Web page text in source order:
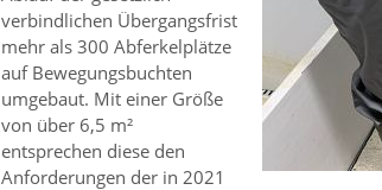
verbindlichen Übergangsfrist
mehr als 300 Abferkelplätze
auf Bewegungsbuchten
umgebaut. Mit einer Größe
von über 6,5 m²
entsprechen diese den
Anforderungen der in 2021